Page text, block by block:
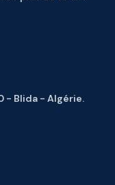
- Blida - Algérie.